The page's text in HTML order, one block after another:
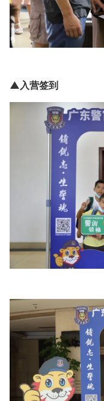
▲入营签到